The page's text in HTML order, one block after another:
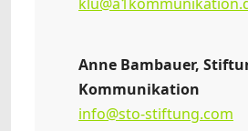
Anne Bambauer,
Kommunikation
info@sto-stiftung.com